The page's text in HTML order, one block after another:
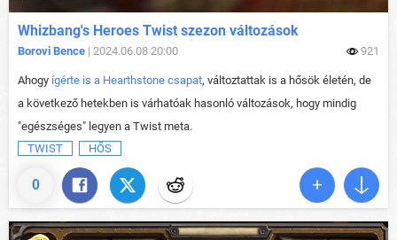
0
Whizbang's Heroes Twist szezon változások
Borovi Bence | 2024.06.08 20:00 921
Ahogy ígérte is a Hearthstone csapat, változtattak is a hősök életén, de
a következő hetekben is várhatóak hasonló változások, hogy mindig
"egészséges" legyen a Twist meta.
TWIST
HŐS